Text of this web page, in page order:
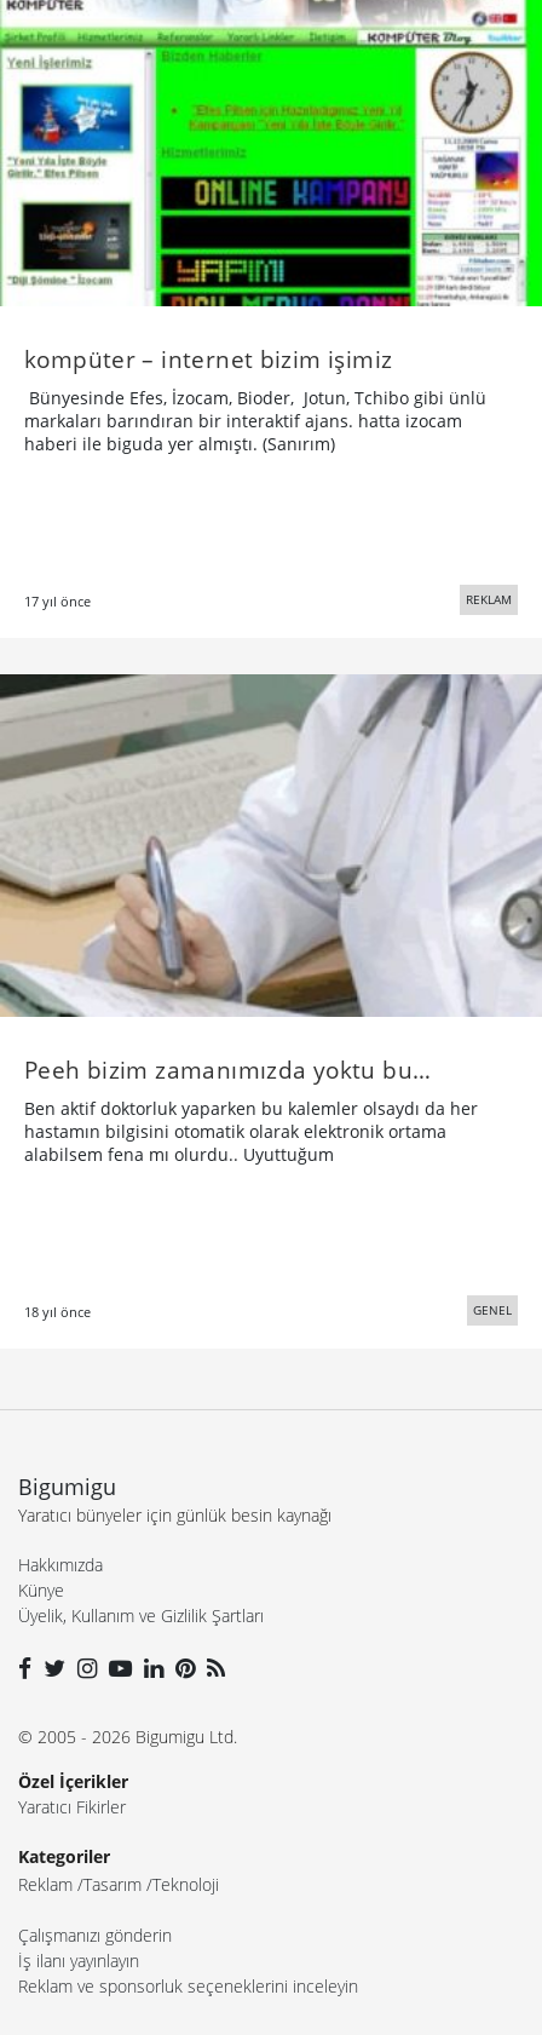
kompüter – internet bizim işimiz
Bünyesinde Efes, İzocam, Bioder, Jotun, Tchibo gibi ünlü
markaları barındıran bir interaktif ajans. hatta izocam
haberi ile biguda yer almıştı. (Sanırım)
17 yıl önce REKLAM
Peeh bizim zamanımızda yoktu bu…
Ben aktif doktorluk yaparken bu kalemler olsaydı da her
hastamın bilgisini otomatik olarak elektronik ortama
alabilsem fena mı olurdu.. Uyuttuğum
18 yıl önce GENEL
Bigumigu
Yaratıcı bünyeler için günlük besin kaynağı
Hakkımızda
Künye
Üyelik, Kullanım ve Gizlilik Şartları
© 2005 - 2026 Bigumigu Ltd.
Özel İçerikler
Yaratıcı Fikirler
Kategoriler
Reklam Tasarım Teknoloji
Çalışmanızı gönderin
İş ilanı yayınlayın
Reklam ve sponsorluk seçeneklerini inceleyin